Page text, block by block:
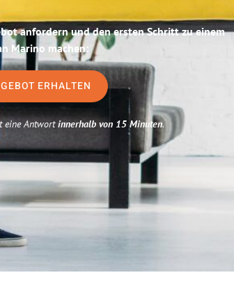
anfordern und den ersten Schritt zu einem
Marino machen:
ERHALTEN
eine Antwortinnerhalb von 15 Minuten.